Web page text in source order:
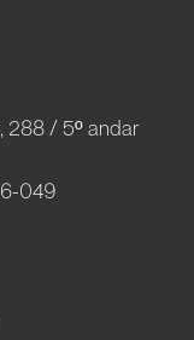
288 / 5º andar
049